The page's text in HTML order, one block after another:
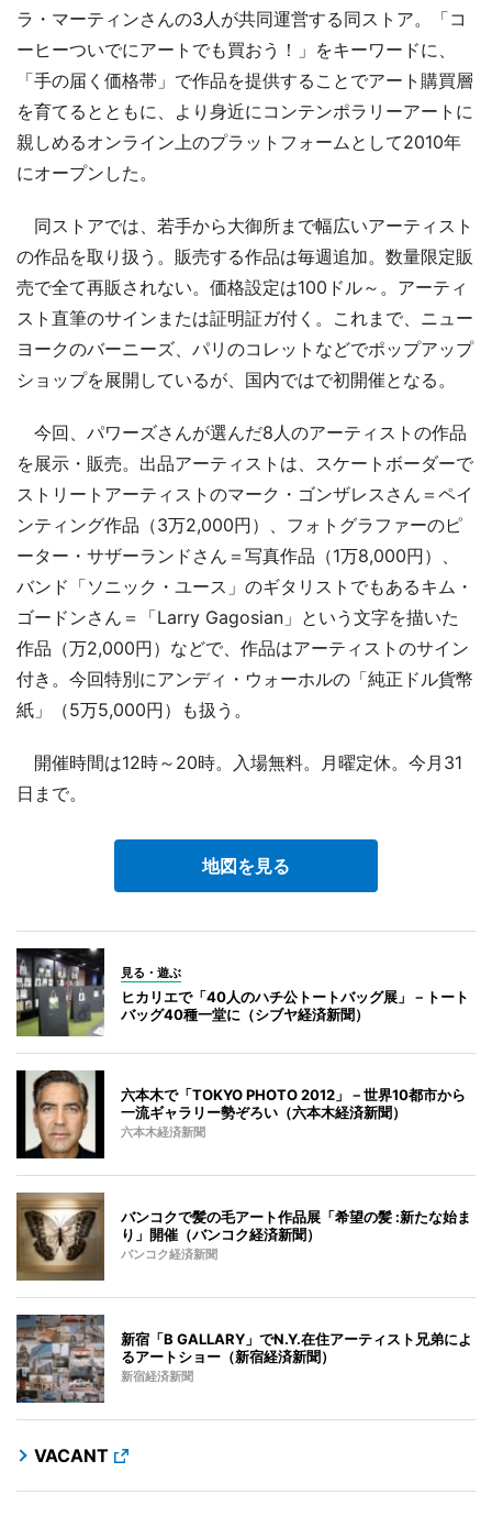
ラ・マーティンさんの3人が共同運営する同ストア。「コ
ーヒーついでにアートでも買おう！」をキーワードに、
「手の届く価格帯」で作品を提供することでアート購買層
を育てるとともに、より身近にコンテンポラリーアートに
親しめるオンライン上のプラットフォームとして2010年
にオープンした。
同ストアでは、若手から大御所まで幅広いアーティスト
の作品を取り扱う。販売する作品は毎週追加。数量限定販
売で全て再販されない。価格設定は100ドル～。アーティ
スト直筆のサインまたは証明証ガ付く。これまで、ニュー
ヨークのバーニーズ、パリのコレットなどでポップアップ
ショップを展開しているが、国内ではで初開催となる。
今回、パワーズさんが選んだ8人のアーティストの作品
を展示・販売。出品アーティストは、スケートボーダーで
ストリートアーティストのマーク・ゴンザレスさん＝ペイ
ンティング作品（3万2,000円）、フォトグラファーのピ
ーター・サザーランドさん＝写真作品（1万8,000円）、
バンド「ソニック・ユース」のギタリストでもあるキム・
ゴードンさん＝「Larry Gagosian」という文字を描いた
作品（万2,000円）などで、作品はアーティストのサイン
付き。今回特別にアンディ・ウォーホルの「純正ドル貨幣
紙」（5万5,000円）も扱う。
開催時間は12時～20時。入場無料。月曜定休。今月31
日まで。
地図を見る
見る・遊ぶ
ヒカリエで「40人のハチ公トートバッグ展」－トート
バッグ40種一堂に（シブヤ経済新聞）
六本木で「TOKYO PHOTO 2012」－世界10都市から
一流ギャラリー勢ぞろい（六本木経済新聞）
六本木経済新聞
バンコクで髪の毛アート作品展「希望の髪 :新たな始ま
り」開催（バンコク経済新聞）
バンコク経済新聞
新宿「B GALLARY」でN.Y.在住アーティスト兄弟によ
るアートショー（新宿経済新聞）
新宿経済新聞
VACANT